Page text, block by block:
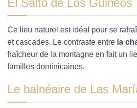
Ce lieu naturel est idéal pour se
et cascades. Le contraste entre la
fraîcheur de la montagne en fait un
familles dominicaines.
Le balnéaire de Las